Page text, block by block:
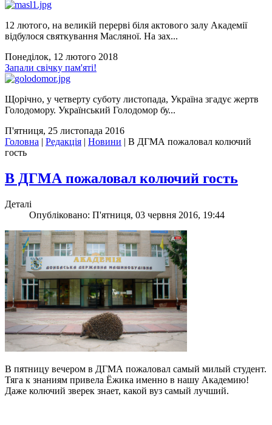
12 лютого, на великій перерві біля актового залу Академії
відбулося святкування Масляної. На зах...
Понеділок, 12 лютого 2018
Запали свічку пам'яті!
Щорічно, у четверту суботу листопада, Україна згадує жертв
Голодомору. Український Голодомор бу...
П'ятниця, 25 листопада 2016
Головна | Редакція | Новини | В ДГМА пожаловал колючий
гость
В ДГМА пожаловал колючий гость
Деталі
Опубліковано: П'ятниця, 03 червня 2016, 19:44
В пятницу вечером в ДГМА пожаловал самый милый студент.
Тяга к знаниям привела Ёжика именно в нашу Академию!
Даже колючий зверек знает, какой вуз самый лучший.